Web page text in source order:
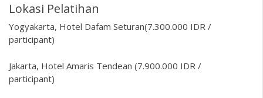
Lokasi Pelatihan
Yogyakarta, Hotel Dafam Seturan(7.300.000 IDR /
participant)
Jakarta, Hotel Amaris Tendean (7.900.000 IDR /
participant)